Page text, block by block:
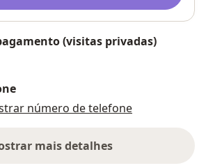
(visitas privadas)
número de telefone
mais detalhes
sobre o endereço